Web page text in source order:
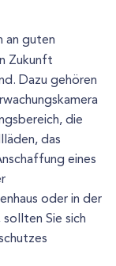
an guten
Zukunft
Dazu gehören
die
das
eines
oder in der
Sie sich